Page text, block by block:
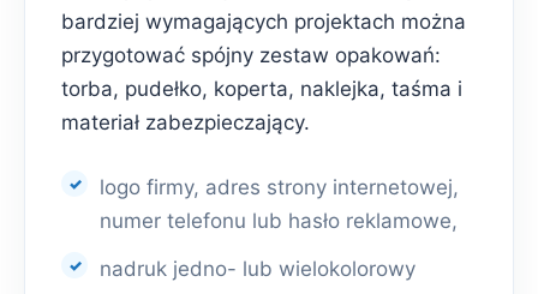
bardziej wymagających projektach można
przygotować spójny zestaw opakowań:
torba, pudełko, koperta, naklejka, taśma i
materiał zabezpieczający.
logo firmy, adres strony internetowej,
numer telefonu lub hasło reklamowe,
nadruk jedno- lub wielokolorowy